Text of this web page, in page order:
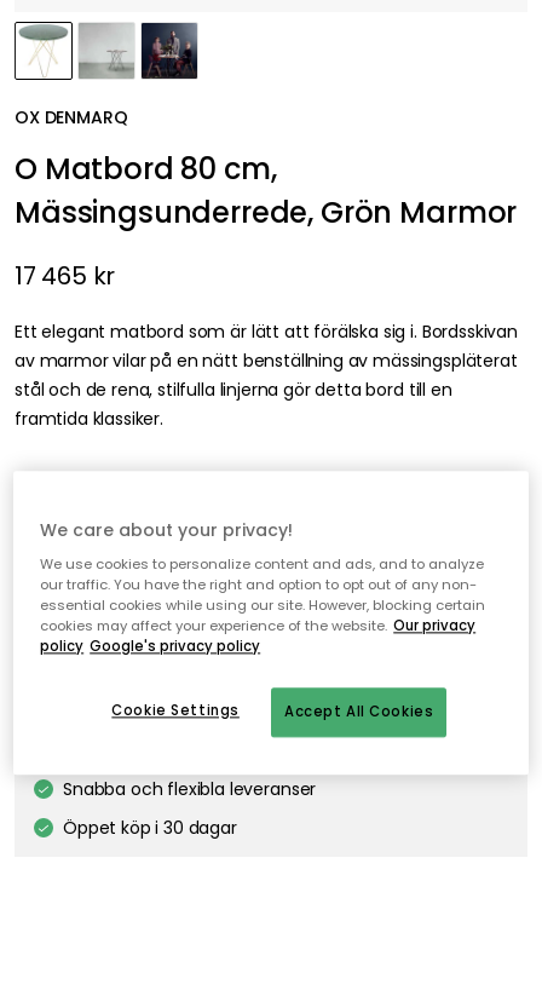
OX DENMARQ
O Matbord 80 cm,
Mässingsunderrede, Grön Marmor
17 465 kr
Ett elegant matbord som är lätt att förälska sig i. Bordsskivan
av marmor vilar på en nätt benställning av mässingspläterat
stål och de rena, stilfulla linjerna gör detta bord till en
framtida klassiker.
O Matbord 80 cm, Mässingsunderrede, Grön Marmor
Lägg i varukorgen
Snabba och flexibla leveranser
Öppet köp i 30 dagar
We care about your privacy!
We use cookies to personalize content and ads, and to analyze
our traffic. You have the right and option to opt out of any non-
essential cookies while using our site. However, blocking certain
cookies may affect your experience of the website. Our privacy
policy Google's privacy policy
Accept All Cookies
Cookie Settings